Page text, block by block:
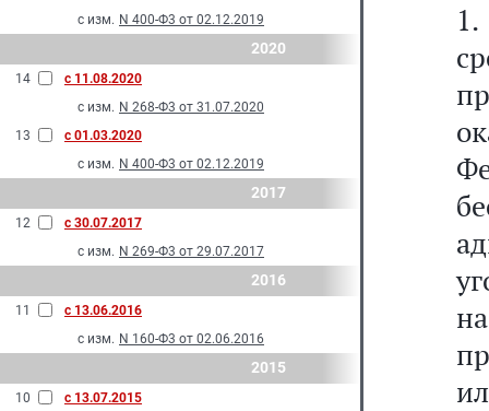
с изм. N 400-Ф3 от 02.12.2019
2020
14
с 11.08.2020
с изм. N 268-Ф3 от 31.07.2020
13
с 01.03.2020
с изм. N 400-Ф3 от 02.12.2019
2017
12
с 30.07.2017
с изм. N 269-Ф3 от 29.07.2017
2016
11
с 13.06.2016
с изм. N 160-Ф3 от 02.06.2016
2015
10
с 13.07.2015